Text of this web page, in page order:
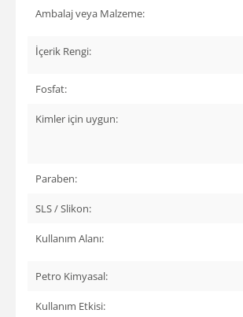
Ambalaj veya Malzeme:
İçerik Rengi:
Fosfat:
Kimler için uygun:
Paraben:
SLS / Slikon:
Kullanım Alanı:
Petro Kimyasal:
Kullanım Etkisi: